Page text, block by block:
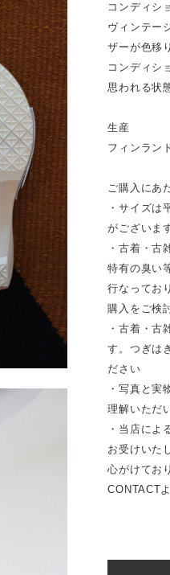
コンディシ
ヴィンテー
ザーが色移
コンディシ
思われる状
生産
フィンラン
ご購入にあ
・サイズは
がございま
・古着・古
特有の臭い
行なってお
購入をご検
・古着・古
す。つぎは
ださい
・写真と実
理解いただ
・当店によ
お受けいた
心がけてお
CONTACT